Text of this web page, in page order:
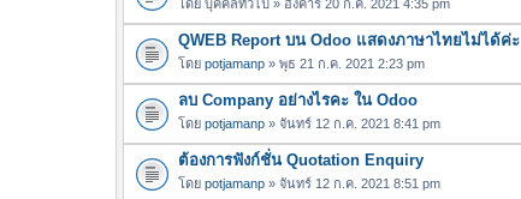
โดย บุคคลทั่วไป » อังคาร 20 ก.ค. 2021 4:35 pm
QWEB Report บน Odoo แสดงภาษาไทยไม่ได้ค่ะ
โดย potjamanp » พุธ 21 ก.ค. 2021 2:23 pm
ลบ Company อย่างไรคะ ใน Odoo
โดย potjamanp » จันทร์ 12 ก.ค. 2021 8:41 pm
ต้องการฟังก์ชั่น Quotation Enquiry
โดย potjamanp » จันทร์ 12 ก.ค. 2021 8:51 pm